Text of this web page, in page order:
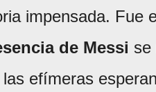
impensada. Fue
de Messi se
efímeras